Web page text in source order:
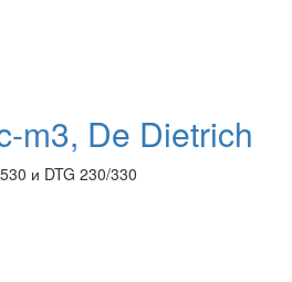
m3, De Dietrich
и DTG 230/330